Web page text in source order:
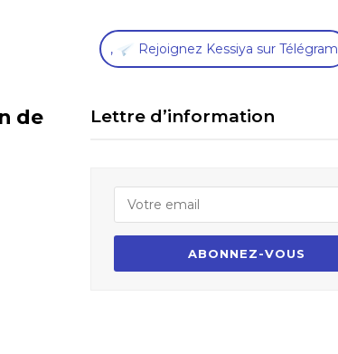
de
, Rejoignez Kessiya sur Télégram
Lettre d’information